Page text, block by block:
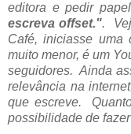
editora e pedir
escreva offset.".
Café, iniciasse uma
muito menor, é um
seguidores. Ainda
relevância na
que escreve.
possibilidade de